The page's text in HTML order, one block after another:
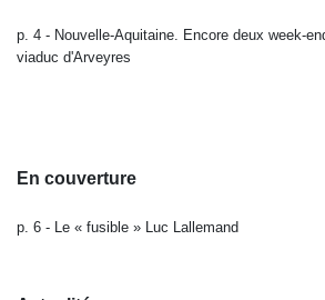
p. 4 - Nouvelle-Aquitaine. Encore deux week-
viaduc d'Arveyres
En couverture
p. 6 - Le « fusible » Luc Lallemand